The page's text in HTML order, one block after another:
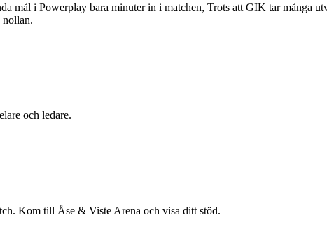
mål i Powerplay bara minuter in i matchen, Trots att GIK tar många
och ledare.
Kom till Åse & Viste Arena och visa ditt stöd.